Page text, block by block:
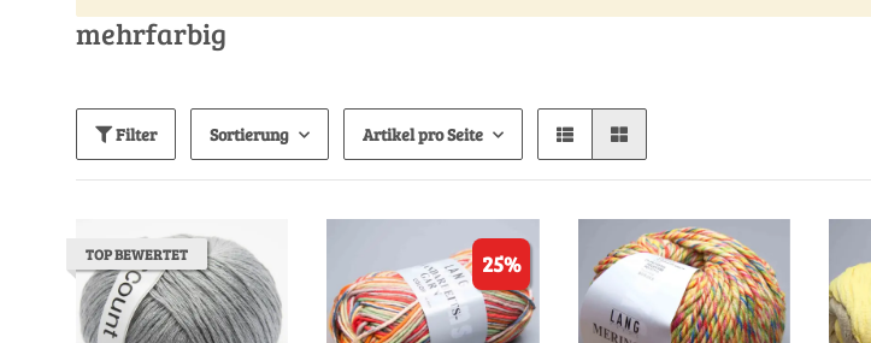
mehrfarbig
Filter Sortierung Artikel pro Seite
TOP BEWERTET 25%